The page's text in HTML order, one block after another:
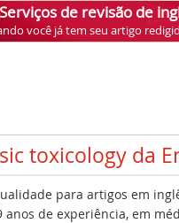
Serviços de revisão de
você já tem seu artigo
toxicology da
para artigos em
de experiência, em